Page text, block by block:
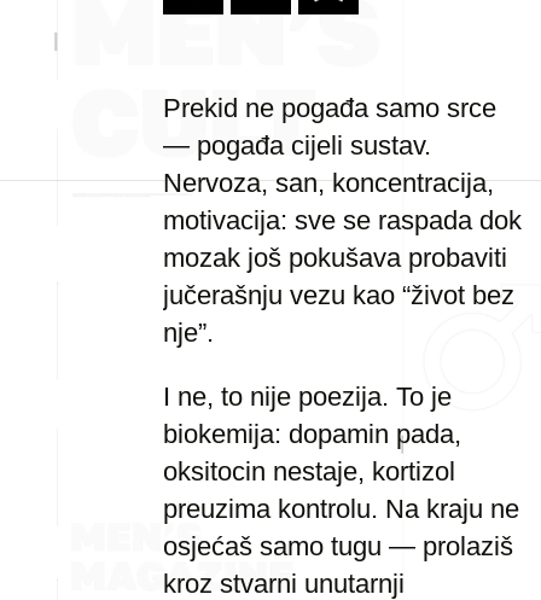
Prekid ne pogađa samo srce
— pogađa cijeli sustav.
Nervoza, san, koncentracija,
motivacija: sve se raspada dok
mozak još pokušava probaviti
jučerašnju vezu kao “život bez
nje”.
I ne, to nije poezija. To je
biokemija: dopamin pada,
oksitocin nestaje, kortizol
preuzima kontrolu. Na kraju ne
osjećaš samo tugu — prolaziš
kroz stvarni unutarnji